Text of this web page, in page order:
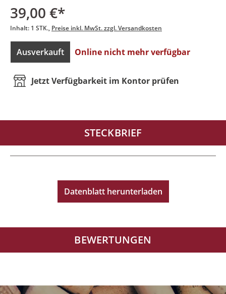
39,00 €*
Inhalt: 1 STK. Preise inkl. MwSt. zzgl. Versandkosten
Ausverkauft Online nicht mehr verfügbar
Jetzt Verfügbarkeit im Kontor prüfen
STECKBRIEF
Datenblatt herunterladen
BEWERTUNGEN